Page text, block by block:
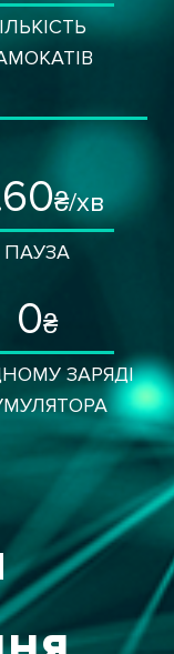
₴/хв
ПАУЗА
0₴
ЗАРЯДІ